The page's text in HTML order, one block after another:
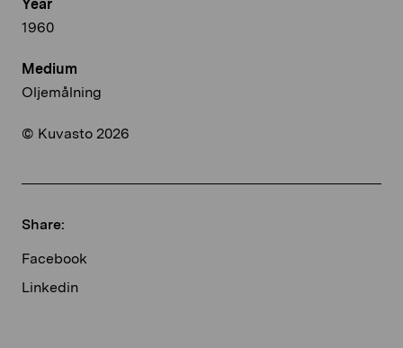
Year
1960
Medium
Oljemålning
© Kuvasto 2026
Share:
Facebook
Linkedin